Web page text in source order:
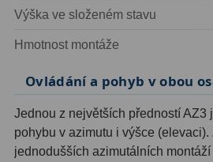
Montáže
Azimutální AZ5
Paralaktické EQ19
Fotografické montáže5
Stativy a pilíře
Výška ve složeném stavu
Hmotnost montáže
Ovládání a pohyb v obou
Jednou z největších předností AZ3
pohybu v azimutu i výšce (elevaci).
jednodušších azimutálních